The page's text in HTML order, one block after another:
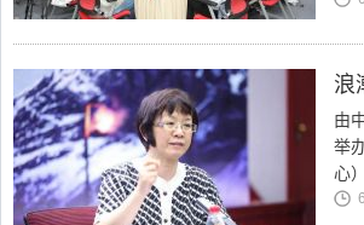
浪
由
举
心